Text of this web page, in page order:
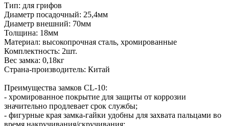
Тип: для грифов
Диаметр посадочный: 25,4мм
Диаметр внешний: 70мм
Толщина: 18мм
Материал: высокопрочная сталь, хромированные
Комплектность: 2шт.
Вес замка: 0,18кг
Страна-производитель: Китай
Преимущества замков CL-10:
- хромированное покрытие для защиты от коррозии
значительно продлевает срок службы;
- фигурные края замка-гайки удобны для захвата пальцами во
время накручивания/скручивания;